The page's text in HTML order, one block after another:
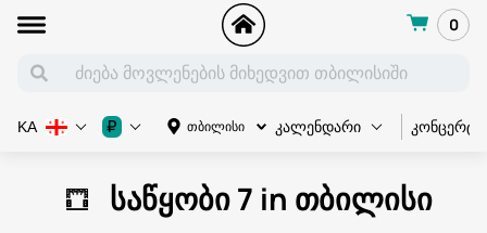
0
თბილისი კალენდარი კონცერტი
KA ₽
საწყობი 7 in თბილისი